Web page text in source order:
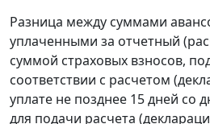
Разница между суммами
уплаченными за отчетный
суммой страховых взносов,
соответствии с расчетом
уплате не позднее 15 дней со
для подачи расчета